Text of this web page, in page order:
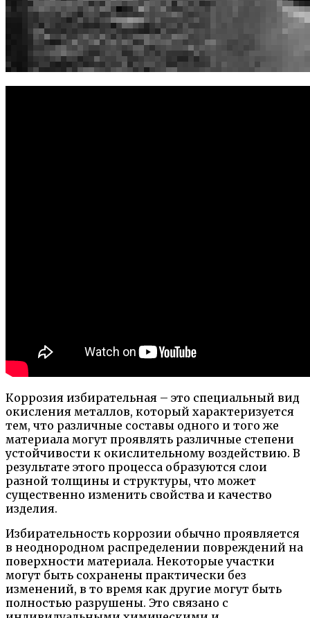
Коррозия избирательная – это специальный вид
окисления металлов, который характеризуется
тем, что различные составы одного и того же
материала могут проявлять различные степени
устойчивости к окислительному воздействию. В
результате этого процесса образуются слои
разной толщины и структуры, что может
существенно изменить свойства и качество
изделия.
Избирательность коррозии обычно проявляется
в неоднородном распределении повреждений на
поверхности материала. Некоторые участки
могут быть сохранены практически без
изменений, в то время как другие могут быть
полностью разрушены. Это связано с